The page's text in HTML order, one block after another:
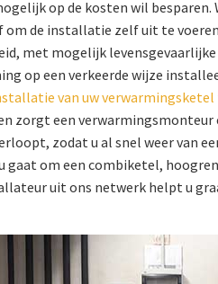
op de kosten wil
om de installatie zelf uit te
met mogelijk
op een verkeerde wijze
van uw verwarmingsketel
zorgt een
zodat u al snel weer van
gaat om een combiketel,
uit ons netwerk helpt u